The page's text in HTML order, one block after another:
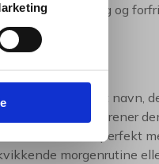
giver en dejlig og
fra Pickwick, et navn,
orange te forener
der balancerer perfekt
morgenrutine